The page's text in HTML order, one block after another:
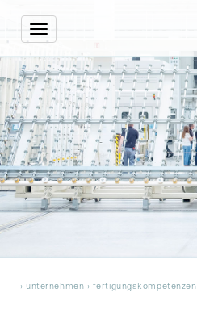
Toggle
navigation
› unternehmen › fertigungskompetenzen